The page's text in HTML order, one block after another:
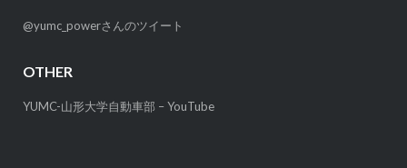
@yumc_powerさんのツイート
OTHER
YUMC-山形大学自動車部 – YouTube